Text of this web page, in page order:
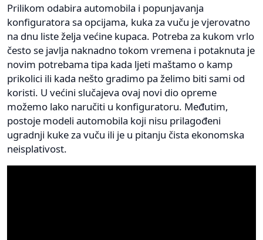
Prilikom odabira automobila i popunjavanja
konfiguratora sa opcijama, kuka za vuču je vjerovatno
na dnu liste želja većine kupaca. Potreba za kukom vrlo
često se javlja naknadno tokom vremena i potaknuta je
novim potrebama tipa kada ljeti maštamo o kamp
prikolici ili kada nešto gradimo pa želimo biti sami od
koristi. U većini slučajeva ovaj novi dio opreme
možemo lako naručiti u konfiguratoru. Međutim,
postoje modeli automobila koji nisu prilagođeni
ugradnji kuke za vuču ili je u pitanju čista ekonomska
neisplativost.